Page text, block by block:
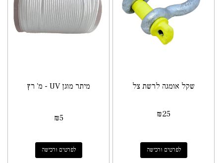
שקל אומגה לרשת צל
₪25
לפרטים ורכישה
מיתר מוגן UV - מ' רץ
₪5
לפרטים ורכישה